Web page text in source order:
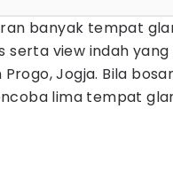
banyak tempat
serta view indah
Jogja. Bila
lima tempat